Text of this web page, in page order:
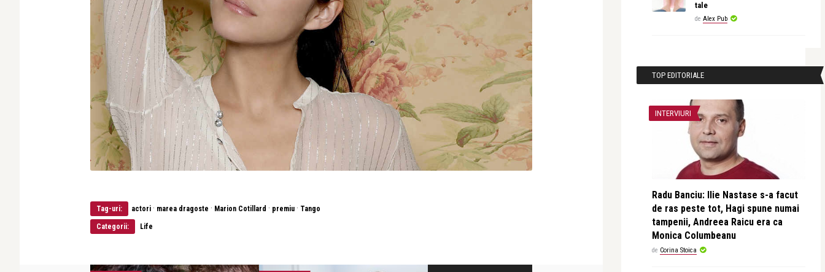
Tag-uri: actori · marea dragoste · Marion Cotillard · premiu · Tango
Categorii: Life
tale
de Alex Pub
TOP EDITORIALE
INTERVIURI
Radu Banciu: Ilie Nastase s-a facut
de ras peste tot, Hagi spune numai
tampenii, Andreea Raicu era ca
Monica Columbeanu
de Corina Stoica